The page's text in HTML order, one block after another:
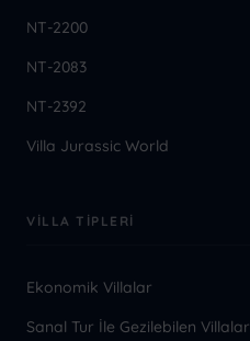
NT-2200
NT-2083
NT-2392
Villa Jurassic World
VILLA TIPLERI
Ekonomik Villalar
Sanal Tur İle Gezilebilen Villalar